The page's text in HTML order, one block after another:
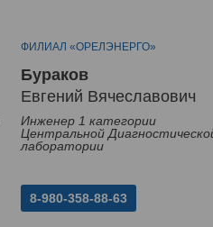
ФИЛИАЛ «ОРЕЛЭНЕРГО»
Бураков
Евгений Вячеславович
Инженер 1 категории
Центральной
лаборатории
8-980-358-88-63